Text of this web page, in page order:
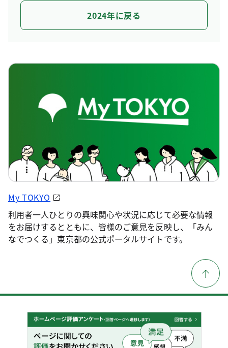
2024年に戻る
My TOKYO
利用者一人ひとりの興味関心や状況に応じて必要な情報
をお届けするとともに、皆様のご意見を反映し、「みん
なでつくる」東京都の公式ポータルサイトです。